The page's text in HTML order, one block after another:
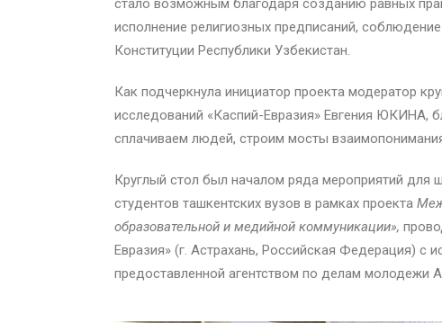
исполнение религиозных предписаний,
Конституции Республики Узбекистан.
Как подчеркнула инициатор проекта модератор
исследований «Каспий-Евразия» Евгения ЮКИНА,
сплачиваем людей, строим мосты
Круглый стол был началом ряда мероприятий для
студентов ташкентских вузов в рамках проекта
образовательной и медийной коммуникации»,
Евразия» (г. Астрахань, Российская Федерация) с
предоставленной агентством по делам молодежи